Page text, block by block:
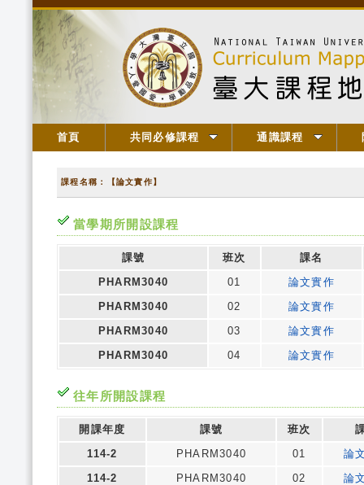
首頁 共同必修課程 通識課程
課程名稱：【論文實作】
當學期所開設課程
課號 班次
課名
PHARM3040
01
論文實作
PHARM3040
02
論文實作
PHARM3040
03
論文實作
PHARM3040
04 論文實作
往年所開設課程
開課年度 課號 班次
114-2
PHARM3040 01
論
114-2
PHARM3040 02
論